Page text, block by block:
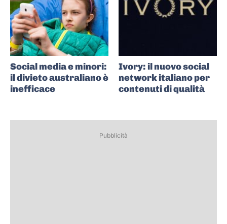
Social media e minori:
il divieto australiano è
inefficace
Ivory: il nuovo social
network italiano per
contenuti di qualità
Pubblicità